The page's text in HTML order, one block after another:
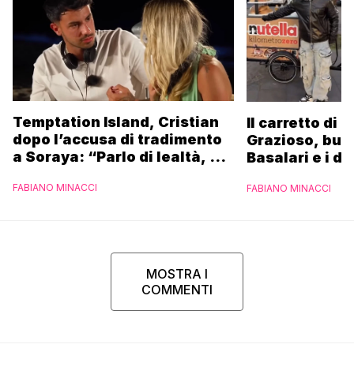
Temptation Island, Cristian
dopo l’accusa di tradimento
a Soraya: “Parlo di lealtà, ma
FABIANO MINACCI
Il carretto di
Grazioso,
Basalari e i
Ferrero”
FABIANO MINACCI
MOSTRA I
COMMENTI